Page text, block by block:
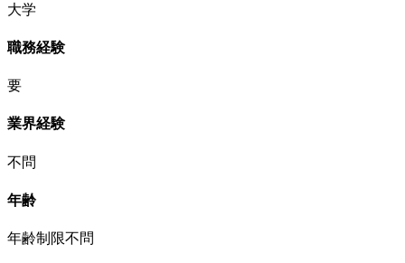
大学
職務経験
要
業界経験
不問
年齢
年齢制限不問